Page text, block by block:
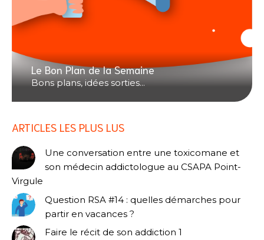
Le Bon Plan de la Semaine
Bons plans, idées sorties...
ARTICLES LES PLUS LUS
Une conversation entre une toxicomane et
son médecin addictologue au CSAPA Point-
Virgule
Question RSA #14 : quelles démarches pour
partir en vacances ?
Faire le récit de son addiction 1